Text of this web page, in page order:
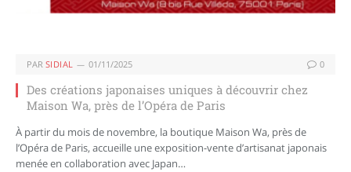
PAR SIDIAL 01/11/2025 0
Des créations japonaises uniques à découvrir chez
Maison Wa, près de l’Opéra de Paris
À partir du mois de novembre, la boutique Maison Wa, près de
l’Opéra de Paris, accueille une exposition-vente d’artisanat japonais
menée en collaboration avec Japan…